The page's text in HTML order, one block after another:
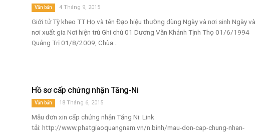
Văn bản 4 Tháng 9, 2015
Giới tử Tỳ kheo TT Họ và tên Đạo hiệu thường dùng Ngày và nơi sinh Ngày và
nơi xuất gia Nơi hiện trú Ghi chú 01 Dương Văn Khánh Tịnh Thọ 01/6/1994
Quảng Trị 01/8/2009, Chùa...
Hồ sơ cấp chứng nhận Tăng-Ni
Văn bản 18 Tháng 6, 2015
Mẫu đơn xin cấp chứng nhận Tăng Ni: Link
tải: http://www.phatgiaoquangnam.vn/n.binh/mau-don-cap-chung-nhan-